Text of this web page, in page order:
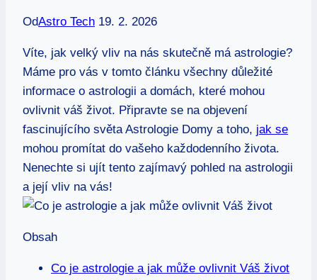
OdAstro Tech 19. 2. 2026
Víte, jak‌ velký vliv na nás skutečně má astrologie?
Máme pro vás ⁤v ⁤tomto článku ⁢všechny‍ důležité
informace‍ o astrologii a‍ domách, ‍které⁢ mohou
ovlivnit váš⁢ život. Připravte se ‍na objevení
‌fascinujícího světa Astrologie Domy a ‍toho, jak se
mohou​ promítat do vašeho každodenního života.
Nenechte ‍si ujít tento zajímavý pohled na astrologii
a její vliv ​na vás!
Obsah
Co je astrologie a jak může‌ ovlivnit Váš život